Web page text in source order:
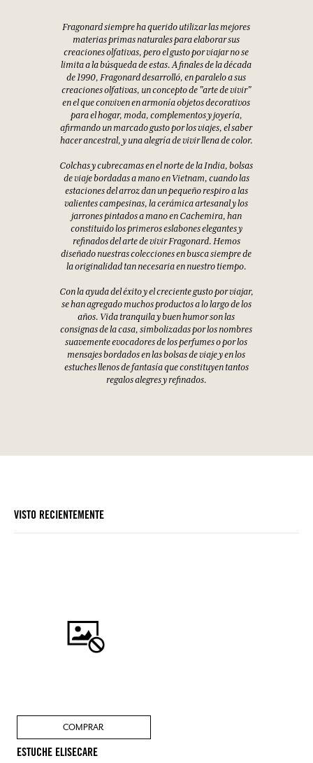
Fragonard siempre ha querido utilizar las mejores
materias primas naturales para elaborar sus
creaciones olfativas, pero el gusto por viajar no se
limita a la búsqueda de estas. A finales de la década
de 1990, Fragonard desarrolló, en paralelo a sus
creaciones olfativas, un concepto de "arte de vivir"
en el que conviven en armonía objetos decorativos
para el hogar, moda, complementos y joyería,
afirmando un marcado gusto por los viajes, el saber
hacer ancestral, y una alegría de vivir llena de color.
Colchas y cubrecamas en el norte de la India, bolsas
de viaje bordadas a mano en Vietnam, cuando las
estaciones del arroz dan un pequeño respiro a las
valientes campesinas, la cerámica artesanal y los
jarrones pintados a mano en Cachemira, han
constituido los primeros eslabones elegantes y
refinados del arte de vivir Fragonard. Hemos
diseñado nuestras colecciones en busca siempre de
la originalidad tan necesaria en nuestro tiempo.
Con la ayuda del éxito y el creciente gusto por viajar,
se han agregado muchos productos a lo largo de los
años. Vida tranquila y buen humor son las
consignas de la casa, simbolizadas por los nombres
suavemente evocadores de los perfumes o por los
mensajes bordados en las bolsas de viaje y en los
estuches llenos de fantasía que constituyen tantos
regalos alegres y refinados.
VISTO RECIENTEMENTE
COMPRAR
ESTUCHE ELISECARE